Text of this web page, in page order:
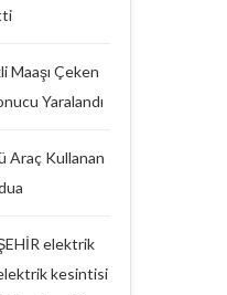
Aksaray’da Emekli Maaşı
Maaşı Çeken
Yaralandı
Araç Kullanan
elektrik
kesintisi